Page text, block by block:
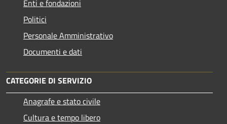
Enti e fondazioni
Politici
Personale Amministrativo
Documenti e dati
CATEGORIE DI SERVIZIO
Anagrafe e stato civile
Cultura e tempo libero